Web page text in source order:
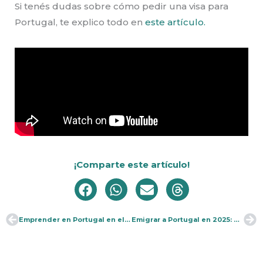
Si tenés dudas sobre cómo pedir una visa para
Portugal, te explico todo en este artículo.
¡Comparte este artículo!
Ant Emprender en Portugal en el rubro de la estética Emigrar a Portugal en 2025: Guía Maestra